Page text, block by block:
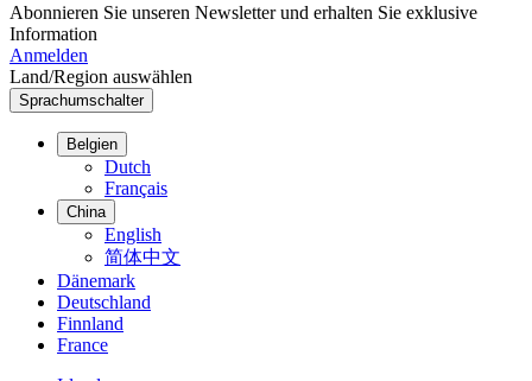
Abonnieren Sie unseren Newsletter und erhalten Sie exklusive
Information
Anmelden
Land/Region auswählen
Sprachumschalter
Belgien
Dutch
Français
China
English
简体中文
Dänemark
Deutschland
Finnland
France